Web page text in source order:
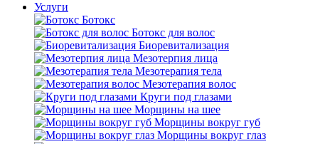
Услуги
Ботокс
Ботокс для волос
Биоревитализация
Мезотерпия лица
Мезотерапия тела
Мезотерапия волос
Круги под глазами
Морщины на шее
Морщины вокруг губ
Морщины вокруг глаз